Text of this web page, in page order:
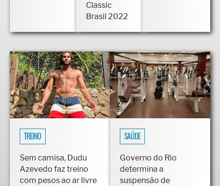
Classic
Brasil 2022
TREINO
Sem camisa, Dudu
Azevedo faz treino
com pesos ao ar livre
SAÚDE
Governo do Rio
determina a
suspensão de